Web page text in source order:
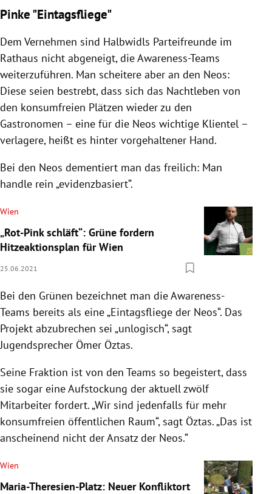
Pinke "Eintagsfliege"
Dem Vernehmen sind Halbwidls Parteifreunde im
Rathaus nicht abgeneigt, die Awareness-Teams
weiterzuführen. Man scheitere aber an den Neos:
Diese seien bestrebt, dass sich das Nachtleben von
den konsumfreien Plätzen wieder zu den
Gastronomen – eine für die Neos wichtige Klientel –
verlagere, heißt es hinter vorgehaltener Hand.
Bei den Neos dementiert man das freilich: Man
handle rein „evidenzbasiert“.
Wien
„Rot-Pink schläft“: Grüne fordern
Hitzeaktionsplan für Wien
25.06.2021
Bei den Grünen bezeichnet man die Awareness-
Teams bereits als eine „Eintagsfliege der Neos“. Das
Projekt abzubrechen sei „unlogisch“, sagt
Jugendsprecher Ömer Öztas.
Seine Fraktion ist von den Teams so begeistert, dass
sie sogar eine Aufstockung der aktuell zwölf
Mitarbeiter fordert. „Wir sind jedenfalls für mehr
konsumfreien öffentlichen Raum“, sagt Öztas. „Das ist
anscheinend nicht der Ansatz der Neos.“
Wien
Maria-Theresien-Platz: Neuer Konfliktort